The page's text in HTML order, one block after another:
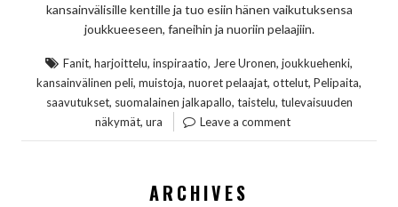
kansainvälisille kentille ja tuo esiin hänen vaikutuksensa
joukkueeseen, faneihin ja nuoriin pelaajiin.
Fanit, harjoittelu, inspiraatio, Jere Uronen, joukkuehenki,
kansainvälinen peli, muistoja, nuoret pelaajat, ottelut, Pelipaita,
saavutukset, suomalainen jalkapallo, taistelu, tulevaisuuden
näkymät, ura Leave a comment
ARCHIVES